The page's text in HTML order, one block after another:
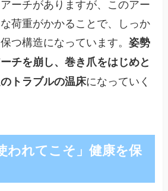
ーチがありますが、このアー
荷重がかかることで、しっか
つ構造になっています。姿勢
チを崩し、巻き爪をはじめと
トラブルの温床になっていく
われてこそ」健康を保